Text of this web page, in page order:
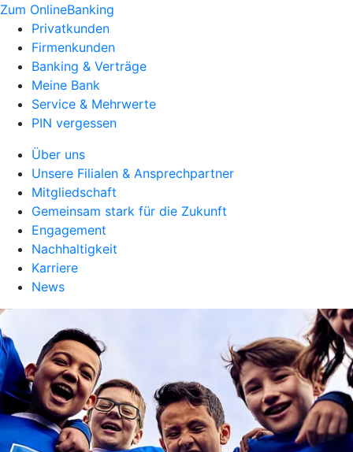
Zum OnlineBanking
Privatkunden
Firmenkunden
Banking & Verträge
Meine Bank
Service & Mehrwerte
PIN vergessen
Über uns
Unsere Filialen & Ansprechpartner
Mitgliedschaft
Gemeinsam stark für die Zukunft
Engagement
Nachhaltigkeit
Karriere
News